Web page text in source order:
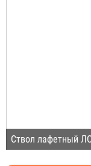
Ствол лафетный